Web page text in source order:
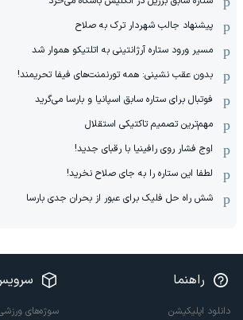
پیشنهاد جالب شهردار ترک به صلاح
مسیر ورود ستاره آرژانتینی به اتلتیکو هموار شد
بدون عقب نشینی: همه تورنمنت‌های فیفا تحریمند!
فوتبال برای ستاره سابق اسپانیا و بارسا می‌گرید
مهم‌ترین تصمیم تاکتیکی استقلال
اوج فشار روی رافینیا با رقبای جدید!
لطفا این ستاره را به جای صلاح نخرید!
شش راه حل فلیک برای عبور از بحران جدی بارسا
راهنما
دانلود اپلیکیشن
سوژه‌های